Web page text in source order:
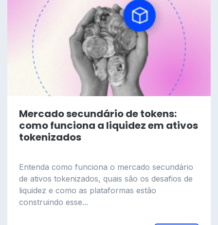
Mercado secundário de tokens:
como funciona a liquidez em ativos
tokenizados
Entenda como funciona o mercado secundário
de ativos tokenizados, quais são os desafios de
liquidez e como as plataformas estão
construindo esse...